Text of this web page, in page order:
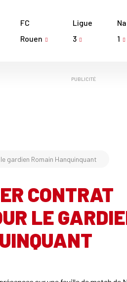
FC
Rouen
Ligue
3
1
PUBLICITÉ
gardien Romain Hanquinquant
CONTRAT
LE